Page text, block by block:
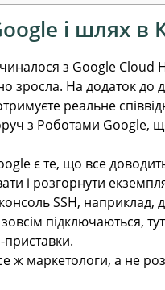
і шлях в
з Google Cloud
зросла. На додаток до
реальне
з Роботами
є те, що все
і розгорнути
SSH, наприклад,
підключаються,
приставки.
ж маркетологи, а не